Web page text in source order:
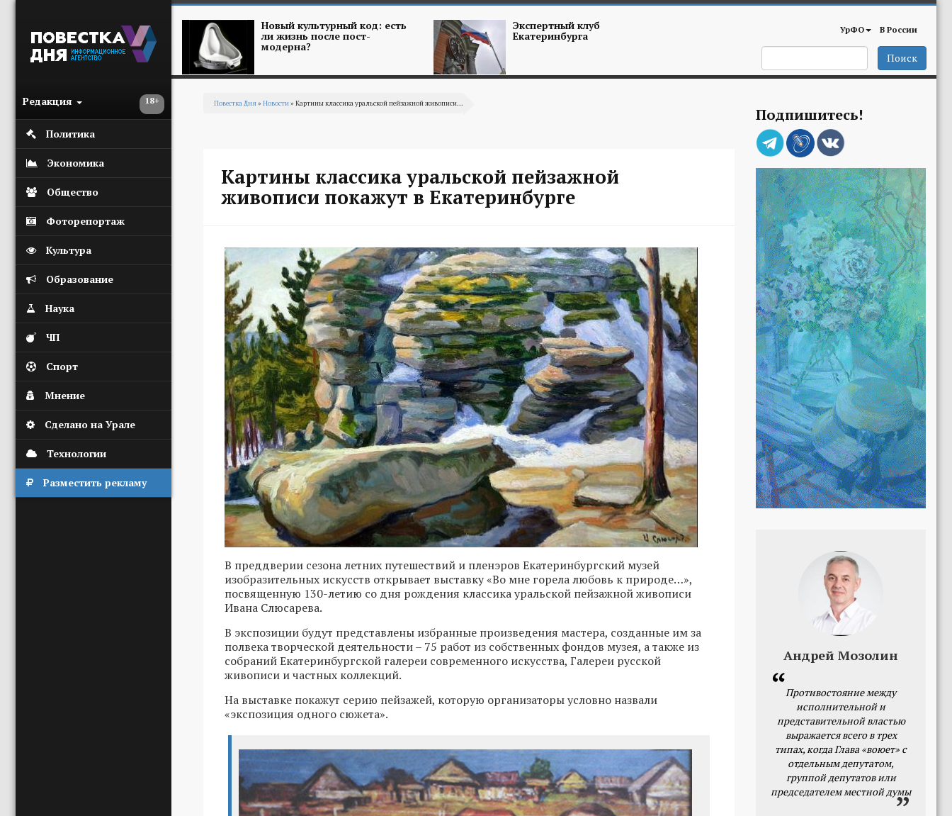
18+
Редакция
Политика
Экономика
Общество
Фоторепортаж
Культура
Образование
Наука
ЧП
Спорт
Мнение
Сделано на Урале
Технологии
Разместить рекламу
Новый культурный код: есть
ли жизнь после пост-
модерна?
Экспертный клуб
Екатеринбурга УрФО В России
Поиск
Повестка Дня» Новости» Картины классика уральской пейзажной живописи...
Картины классика уральской пейзажной
живописи покажут в Екатеринбурге
В преддверии сезона летних путешествий и пленэров Екатеринбургский музей
изобразительных искусств открывает выставку «Во мне горела любовь к природе…»,
посвященную 130-летию со дня рождения классика уральской пейзажной живописи
Ивана Слюсарева.
В экспозиции будут представлены избранные произведения мастера, созданные им за
полвека творческой деятельности – 75 работ из собственных фондов музея, а также из
собраний Екатеринбургской галереи современного искусства, Галереи русской
живописи и частных коллекций.
На выставке покажут серию пейзажей, которую организаторы условно назвали
«экспозиция одного сюжета».
Подпишитесь!
Андрей Мозолин
Противостояние между
исполнительной и
представительной властью
выражается всего в трех
типах, когда Глава «воюет» с
отдельным депутатом,
группой депутатов или
председателем местной думы